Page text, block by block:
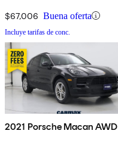
$67,006 Buena oferta
Incluye tarifas de conc.
2021 Porsche Macan AWD